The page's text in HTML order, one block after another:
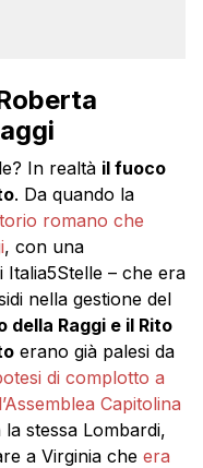
In realtà il fuoco
. Da quando la
romano che
, con una
Italia5Stelle – che era
nella gestione del
della Raggi e il Rito
erano già palesi da
di complotto a
Capitolina
stessa Lombardi,
a Virginia che era